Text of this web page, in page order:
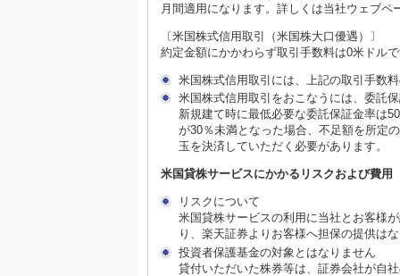
月間適用になります。詳しくは当社ウェブペ
〔米国株式信用取引（米国株大口優遇）〕
約定金額にかかわらず取引手数料は0米ドル
米国株式信用取引には、上記の取引手数
米国株式信用取引をおこなうには、委託
新規建て時に最低必要な委託保証金率は
が30％未満となった場合、不足額を所定
玉を決済していただく必要があります。
米国貸株サービスにかかるリスクおよび費用
リスクについて
米国貸株サービスの利用に当社とお客様
り、楽天証券よりお客様へ担保の提供は
投資者保護基金の対象とはなりません
貸付いただいた株券等は、証券会社が自